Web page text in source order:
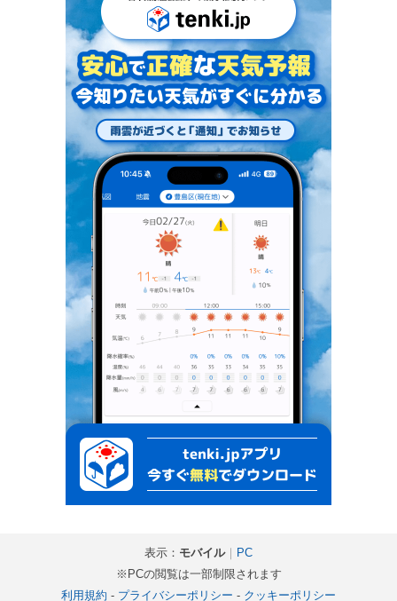
表示： モバイル｜ PC
※PCの閲覧は一部制限されます
利用規約 - プライバシーポリシー - クッキーポリシー